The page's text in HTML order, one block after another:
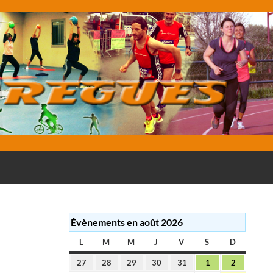
Évènements en août 2026
L LUNDI
M MARDI
M MERCREDI
J JEUDI
V VENDREDI
S SAMEDI
D
27 28 29 30 31 1 2